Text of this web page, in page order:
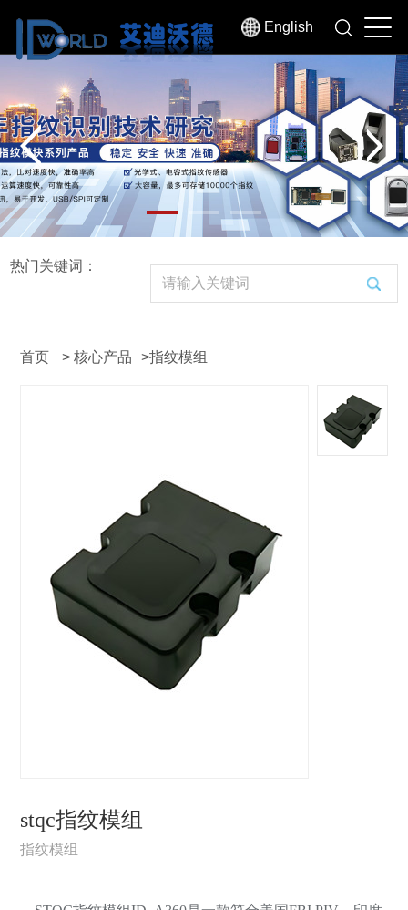
English
热门关键词：
首页 > 核心产品 >指纹模组
stqc指纹模组
指纹模组